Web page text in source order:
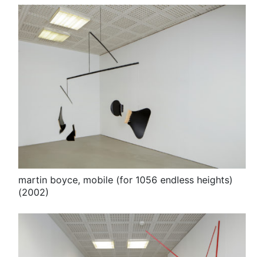
martin boyce, mobile (for 1056 endless heights)
(2002)